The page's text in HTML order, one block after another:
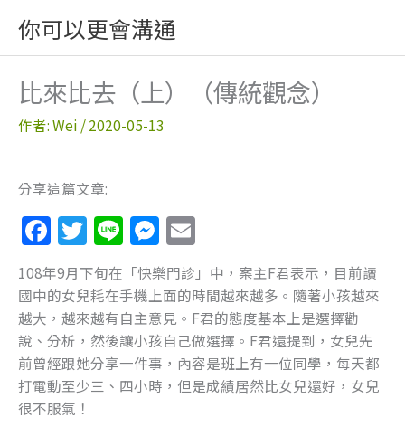
主
你可以更會溝通
比來比去（上）（傳統觀念）
作者:Wei /2020-05-13
分享這篇文章:
F
a
c
e
b
o
o
T
w
itt
er
Li
n
e
M
e
ss
e
n
g
er
m
ai
l
108年9月下旬在「快樂門診」中，案主F君表示，目前讀
國中的女兒耗在手機上面的時間越來越多。隨著小孩越來
越大，越來越有自主意見。F君的態度基本上是選擇勸
說、分析，然後讓小孩自己做選擇。F君還提到，女兒先
前曾經跟她分享一件事，內容是班上有一位同學，每天都
打電動至少三、四小時，但是成績居然比女兒還好，女兒
很不服氣！